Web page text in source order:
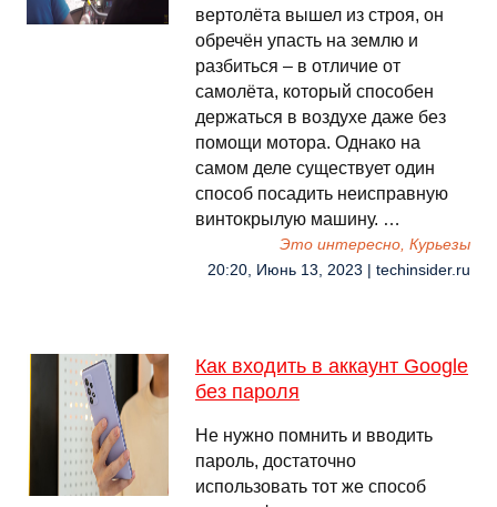
вертолёта вышел из строя, он
обречён упасть на землю и
разбиться – в отличие от
самолёта, который способен
держаться в воздухе даже без
помощи мотора. Однако на
самом деле существует один
способ посадить неисправную
винтокрылую машину. …
Это интересно, Курьезы
20:20, Июнь 13, 2023 | techinsider.ru
Как входить в аккаунт Google
без пароля
Не нужно помнить и вводить
пароль, достаточно
использовать тот же способ